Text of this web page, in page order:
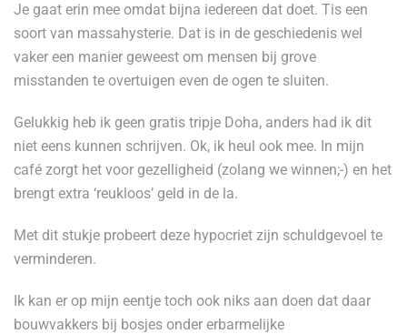
Je gaat erin mee omdat bijna iedereen dat doet. Tis een
soort van massahysterie. Dat is in de geschiedenis wel
vaker een manier geweest om mensen bij grove
misstanden te overtuigen even de ogen te sluiten.
Gelukkig heb ik geen gratis tripje Doha, anders had ik dit
niet eens kunnen schrijven. Ok, ik heul ook mee. In mijn
café zorgt het voor gezelligheid (zolang we winnen;-) en het
brengt extra ‘reukloos’ geld in de la.
Met dit stukje probeert deze hypocriet zijn schuldgevoel te
verminderen.
Ik kan er op mijn eentje toch ook niks aan doen dat daar
bouwvakkers bij bosjes onder erbarmelijke